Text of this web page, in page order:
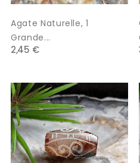
Agate Naturelle, 1
Grande...
2,45 €